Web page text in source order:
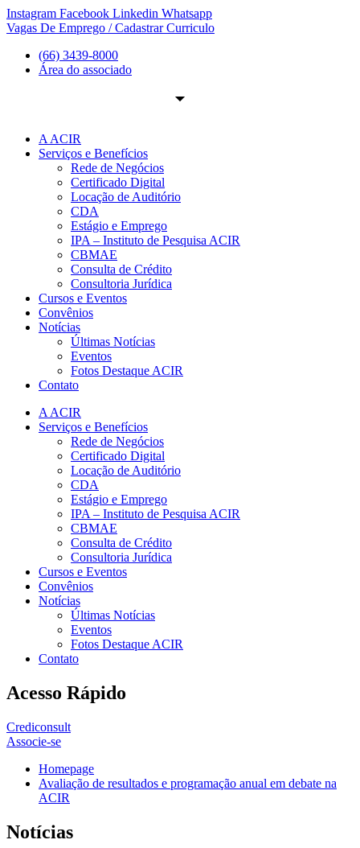
Ir
para
conteúdo
Instagram Facebook Linkedin Whatsapp
Vagas De Emprego / Cadastrar Curriculo
(66) 3439-8000
Área do associado
A ACIR
Serviços e Benefícios
Rede de Negócios
Certificado Digital
Locação de Auditório
CDA
Estágio e Emprego
IPA – Instituto de Pesquisa ACIR
CBMAE
Consulta de Crédito
Consultoria Jurídica
Cursos e Eventos
Convênios
Notícias
Últimas Notícias
Eventos
Fotos Destaque ACIR
Contato
A ACIR
Serviços e Benefícios
Rede de Negócios
Certificado Digital
Locação de Auditório
CDA
Estágio e Emprego
IPA – Instituto de Pesquisa ACIR
CBMAE
Consulta de Crédito
Consultoria Jurídica
Cursos e Eventos
Convênios
Notícias
Últimas Notícias
Eventos
Fotos Destaque ACIR
Contato
Acesso Rápido
Crediconsult
Associe-se
Homepage
Avaliação de resultados e programação anual em debate na
ACIR
Notícias